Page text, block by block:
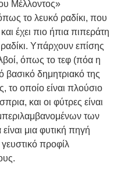
Μέλλοντος»
το λευκό ραδίκι, που
έχει πιο ήπια πιπεράτη
Υπάρχουν επίσης
όπως το τεφ (πόα η
βασικό δημητριακό της
το οποίο είναι πλούσιο
και οι φύτρες είναι
των
μια φυτική πηγή
προφίλ